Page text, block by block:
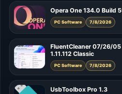
Opera One 134.0 Build
PC Software 7/8/2026
FluentCleaner 07/26/05
1.11.112 Classic
PC Software 7/8/2026
UsbToolbox Pro 1.3